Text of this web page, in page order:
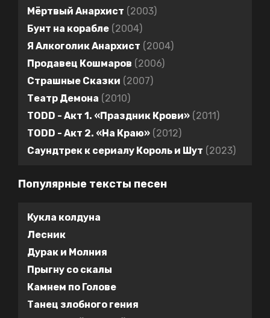
Мёртвый Анархист (2003)
Бунт на корабле (2004)
Я Алкоголик Анархист (2004)
Продавец Кошмаров (2006)
Cтрашные Сказки (2007)
Театр Демона (2010)
TODD - Акт 1. «Праздник Крови» (2011)
TODD - Акт 2. «На Краю» (2012)
Саундтрек к сериалу Король и Шут (2023)
Популярные тексты песен
Кукла колдуна
Лесник
Дурак и Молния
Прыгну со скалы
Камнем по Голове
Танец злобного гения